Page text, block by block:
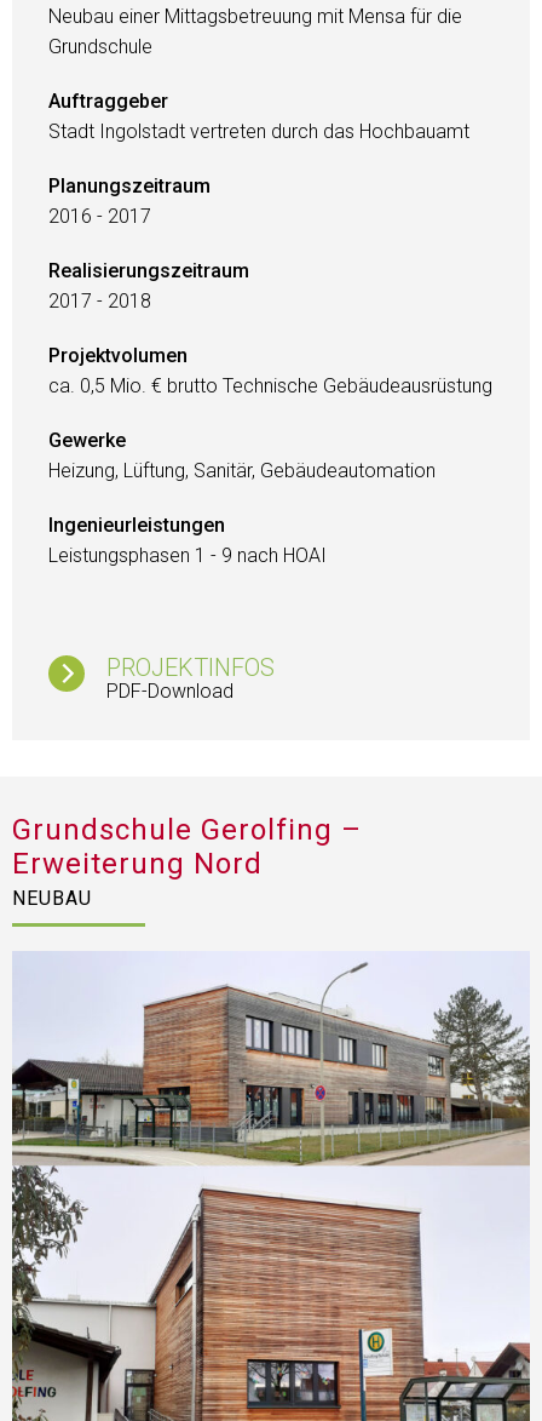
Neubau einer Mittagsbetreuung mit Mensa für die
Grundschule
Auftraggeber
Stadt Ingolstadt vertreten durch das Hochbauamt
Planungszeitraum
2016 - 2017
Realisierungszeitraum
2017 - 2018
Projektvolumen
ca. 0,5 Mio. € brutto Technische Gebäudeausrüstung
Gewerke
Heizung, Lüftung, Sanitär, Gebäudeautomation
Ingenieurleistungen
Leistungsphasen 1 - 9 nach HOAI
PROJEKTINFOS
PDF-Download
Grundschule Gerolfing –
Erweiterung Nord
NEUBAU